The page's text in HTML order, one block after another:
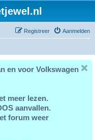
Aanmelden
Registreer
en voor Volkswagen
meer lezen.
aanvallen.
forum weer